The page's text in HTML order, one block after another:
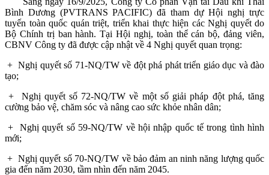
Bình Dương (PVTRANS PACIFIC) đã tham dự Hội nghị trực
tuyến toàn quốc quán triệt, triển khai thực hiện các Nghị quyết do
Bộ Chính trị ban hành. Tại Hội nghị, toàn thể cán bộ, đảng viên,
CBNV Công ty đã được cập nhật về 4 Nghị quyết quan trọng:
+ Nghị quyết số 71-NQ/TW về đột phá phát triển giáo dục và đào
tạo;
+ Nghị quyết số 72-NQ/TW về một số giải pháp đột phá, tăng
cường bảo vệ, chăm sóc và nâng cao sức khỏe nhân dân;
+ Nghị quyết số 59-NQ/TW về hội nhập quốc tế trong tình hình
mới;
+ Nghị quyết số 70-NQ/TW về bảo đảm an ninh năng lượng quốc
gia đến năm 2030, tầm nhìn đến năm 2045.